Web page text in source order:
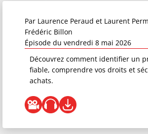
Par Laurence Peraud et Laurent
Frédéric Billon
Épisode du vendredi 8 mai 2026
Découvrez comment identifier un
fiable, comprendre vos droits et
achats.